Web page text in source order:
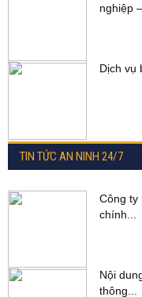
nghiệp
Dịch vụ
TIN TỨC AN NINH 24/7
Công ty
chính...
Nội
thông...